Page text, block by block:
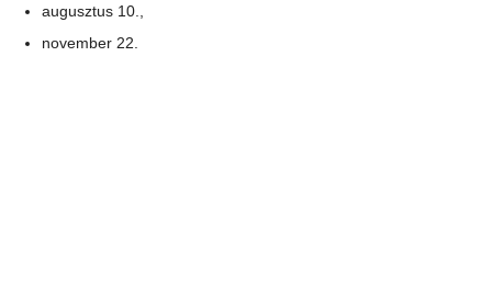
augusztus 10.,
november 22.